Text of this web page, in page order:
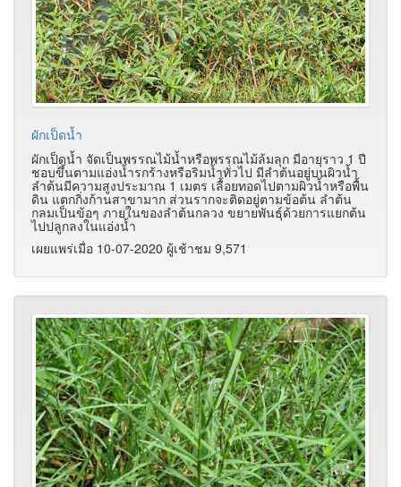
ผักเป็ดน้ำ
ผักเป็ดน้ำ จัดเป็นพรรณไม้น้ำหรือพรรณไม้ล้มลุก มีอายุราว 1 ปี
ชอบขึ้นตามแอ่งน้ำรกร้างหรือริมน้ำทั่วไป มีลำต้นอยู่บนผิวน้ำ
ลำต้นมีความสูงประมาณ 1 เมตร เลื้อยทอดไปตามผิวน้ำหรือพื้น
ดิน แตกกิ่งก้านสาขามาก ส่วนรากจะติดอยู่ตามข้อต้น ลำต้น
กลมเป็นข้อๆ ภายในของลำต้นกลวง ขยายพันธุ์ด้วยการแยกต้น
ไปปลูกลงในแอ่งน้ำ
เผยแพร่เมื่อ 10-07-2020 ผู้เช้าชม 9,571